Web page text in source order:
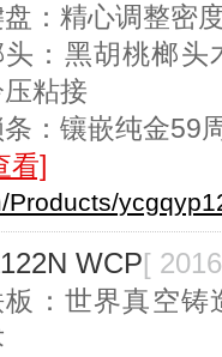
：精心调整密
头：黑胡桃榔头
粘接
：镶嵌纯金59
看]
WCP[
板：世界真空铸